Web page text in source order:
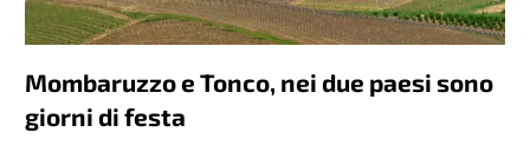
Mombaruzzo e Tonco, nei due paesi sono
giorni di festa